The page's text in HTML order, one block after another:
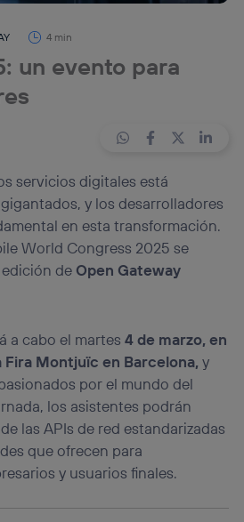
4 min
un evento para
servicios digitales está
y los desarrolladores
en esta transformación.
World Congress 2025 se
de Open Gateway
a cabo el martes4 de marzo, en
Fira Montjuïc en Barcelona,y
por el mundo del
los asistentes podrán
las APIs de red estandarizadas
que ofrecen para
y usuarios finales.